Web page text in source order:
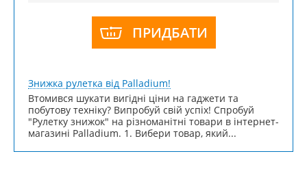
ПРИДБАТИ
Знижка рулетка від Palladium!
Втомився шукати вигідні ціни на гаджети та
побутову техніку? Випробуй свій успіх! Спробуй
"Рулетку знижок" на різноманітні товари в інтернет-
магазині Palladium. 1. Вибери товар, який...